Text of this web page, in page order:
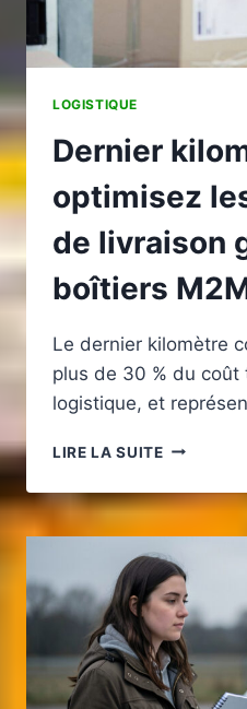
LOGISTIQUE
Dernier
optimisez
de livraison
boîtiers
Le dernier kilomètre
plus de 30 % du coût
logistique, et
LIRE LA SUITEDERNIER
:
OPTIMISEZ
LES
TOURNÉES
DE
GRÂCE
AUX
BOÎTIERS
M2M